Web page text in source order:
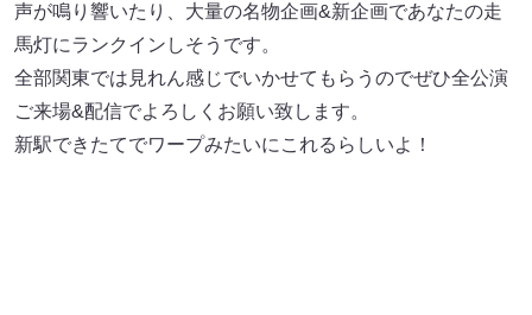
声が鳴り響いたり、⼤量の名物企画&新企画であなたの⾛
⾺灯にランクインしそうです。
全部関東では⾒れん感じでいかせてもらうのでぜひ全公演
ご来場&配信でよろしくお願い致します。
新駅できたてでワープみたいにこれるらしいよ！